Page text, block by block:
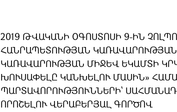
2019 ԹՎԱԿԱՆԻ ՕԳՈՍՏՈՍԻ 9-ԻՆ
ՀԱՆՐԱՊԵՏՈՒԹՅԱՆ
ԿԱՌԱՎԱՐՈՒԹՅԱՆ ՄԻՋԵՎ ԵԿԱՄՏԻ
ԽՈՒՍԱՓԵԼԸ ԿԱՆԽԵԼՈՒ ՄԱՍԻՆ»
ՊԱՐՏԱՎՈՐՈՒԹՅՈՒՆՆԵՐԻ`
ՈՐՈՇԵԼՈՒ ՎԵՐԱԲԵՐՅԱԼ ԳՈՐԾՈՎ